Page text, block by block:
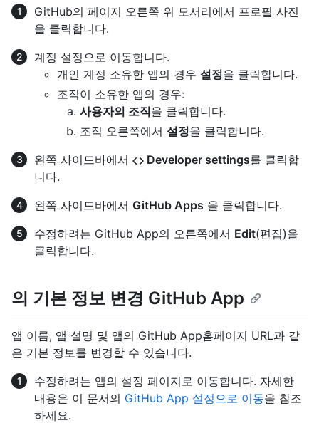
GitHub의 페이지 오른쪽 위 모서리에서 프로필 사진
을 클릭합니다.
계정 설정으로 이동합니다.
개인 계정 소유한 앱의 경우 설정을 클릭합니다.
조직이 소유한 앱의 경우:
사용자의 조직을 클릭합니다.
조직 오른쪽에서 설정을 클릭합니다.
왼쪽 사이드바에서
Developer settings를 클릭합
니다.
왼쪽 사이드바에서 GitHub Apps 을 클릭합니다.
수정하려는 GitHub App의 오른쪽에서 Edit(편집)을
클릭합니다.
의 기본 정보 변경 GitHub App
앱 이름, 앱 설명 및 앱의 GitHub App홈페이지 URL과 같
은 기본 정보를 변경할 수 있습니다.
수정하려는 앱의 설정 페이지로 이동합니다. 자세한
내용은 이 문서의 GitHub App 설정으로 이동을 참조
하세요.